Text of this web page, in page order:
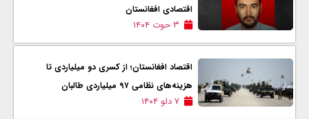
اقتصادی افغانستان
۳ حوت ۱۴۰۴
اقتصاد افغانستان؛ از کسری دو میلیاردی تا
هزینه‌های نظامی ۹۷ میلیاردی طالبان
۷ دلو ۱۴۰۴